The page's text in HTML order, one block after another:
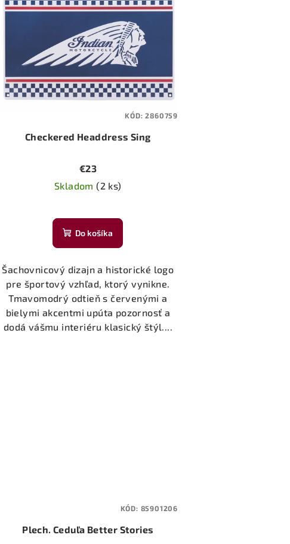
Checkered Headdress Sing
€23
Skladom(2 ks)
Do košíka
Šachovnicový dizajn a historické logo
pre športový vzhľad, ktorý vynikne.
Tmavomodrý odtieň s červenými a
bielymi akcentmi upúta pozornosť a
dodá vášmu interiéru klasický štýl....
KÓD:2860759
Plech. Ceduľa Better Stories
KÓD: 85901206